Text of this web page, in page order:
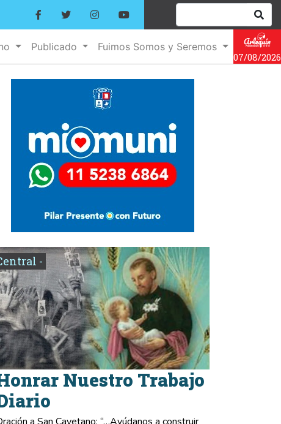
Publicado
Fuimos Somos y Seremos
07/08/2026
-
Nuestro Trabajo